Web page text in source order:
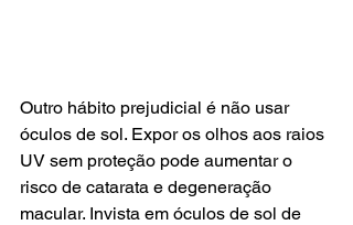
Outro hábito prejudicial é não usar
óculos de sol. Expor os olhos aos raios
UV sem proteção pode aumentar o
risco de catarata e degeneração
macular. Invista em óculos de sol de